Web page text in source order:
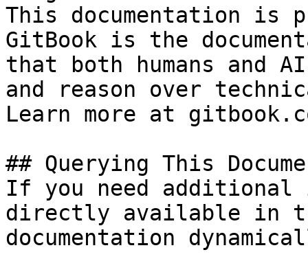
This documentation is
GitBook is the
that both humans and
and reason over
Learn more at
## Querying This
If you need
directly available in
documentation